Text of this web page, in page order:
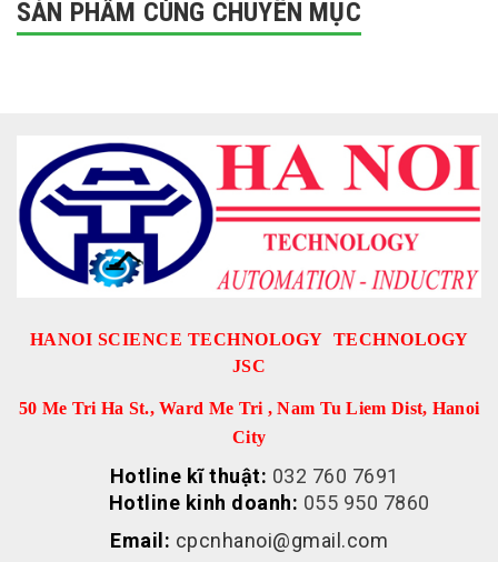
SẢN PHẨM CÙNG CHUYÊN MỤC
HANOI SCIENCE TECHNOLOGY TECHNOLOGY
JSC
50 Me Tri Ha St., Ward Me Tri , Nam Tu Liem Dist, Hanoi
City
Hotline kĩ thuật: 032 760 7691
Hotline kinh doanh: 055 950 7860
Email: cpcnhanoi@gmail.com